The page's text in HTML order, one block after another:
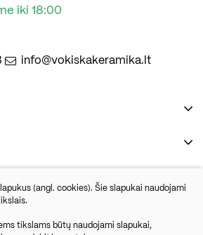
iki 18:00
info@vokiskakeramika.lt
(angl. cookies). Šie slapukai naudojami
tikslams būtų naudojami slapukai,